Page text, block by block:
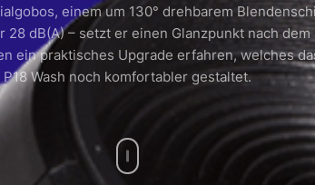
einem um 130° drehbarem
dB(A) – setzt er einen Glanzpunkt nach
ein praktisches Upgrade erfahren, welches
P18 Wash noch komfortabler gestaltet.